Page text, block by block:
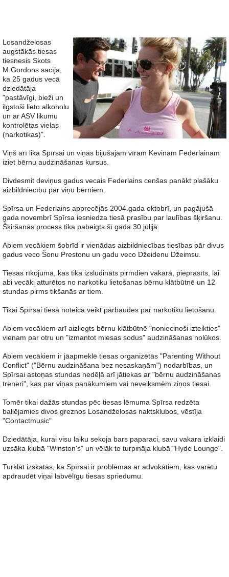
Losandželosas
augstākās tiesas
tiesnesis Skots
M.Gordons sacīja,
ka 25 gadus vecā
dziedātāja
"pastāvīgi, bieži un
ilgstoši lieto alkoholu
un ar ASV likumu
kontrolētas vielas
(narkotikas)".
Viņš arī lika Spīrsai un viņas bijušajam vīram Kevinam Federlainam
iziet bērnu audzināšanas kursus.
Divdesmit deviņus gadus vecais Federlains cenšas panākt plašāku
aizbildniecību pār viņu bērniem.
Spīrsa un Federlains apprecējās 2004.gada oktobrī, un pagājušā
gada novembrī Spīrsa iesniedza tiesā prasību par laulības šķiršanu.
Šķiršanās process tika pabeigts šī gada 30.jūlijā.
Abiem vecākiem šobrīd ir vienādas aizbildniecības tiesības pār divus
gadus veco Šonu Prestonu un gadu veco Džeidenu Džeimsu.
Tiesas rīkojumā, kas tika izsludināts pirmdien vakarā, pieprasīts, lai
abi vecāki atturētos no narkotiku lietošanas bērnu klātbūtnē un 12
stundas pirms tikšanās ar tiem.
Tikai Spīrsai tiesa noteica veikt pārbaudes par narkotiku lietošanu.
Abiem vecākiem arī aizliegts bērnu klātbūtnē "noniecinoši izteikties"
vienam par otru un "izmantot miesas sodus" audzināšanas nolūkos.
Abiem vecākiem ir jāapmeklē tiesas organizētās "Parenting Without
Conflict" ("Bērnu audzināšana bez nesaskaņām") nodarbības, un
Spīrsai astoņas stundas nedēļā arī jātiekas ar "bērnu audzināšanas
treneri", kas par viņas panākumiem vai neveiksmēm ziņos tiesai.
Tomēr tikai dažās stundas pēc tiesas lēmuma Spīrsa redzēta
ballējamies divos greznos Losandželosas naktsklubos, vēstīja
"Contactmusic"
Dziedātāja, kurai visu laiku sekoja bars paparaci, savu vakara izklaidi
uzsāka klubā "Winston's" un vēlāk to turpināja klubā "Hyde Lounge".
Turklāt izskatās, ka Spīrsai ir problēmas ar advokātiem, kas varētu
apdraudēt viņai labvēlīgu tiesas spriedumu.